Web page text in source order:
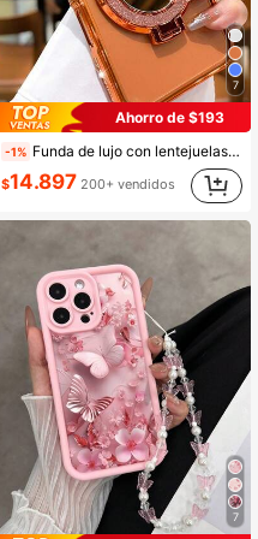
7
Ahorro de $193
-1% Funda de lujo con lentejuelas brillantes y protección de lente con chapado, anti-caídas, con espejo de maquillaje brillante y soporte de anillo, funda de teléfono de alta calidad a prueba de golpes, cubierta trasera compatible con iPhone 17 16E 15 14 13 12 11 X XS Max XR Pro Plus Galaxy S26 A02S -A07 A12-A17 A22-A26 A32-A36 A50-A56 S20-S25 Honor Magic Reno Smart
$14.897 200+ vendidos
7